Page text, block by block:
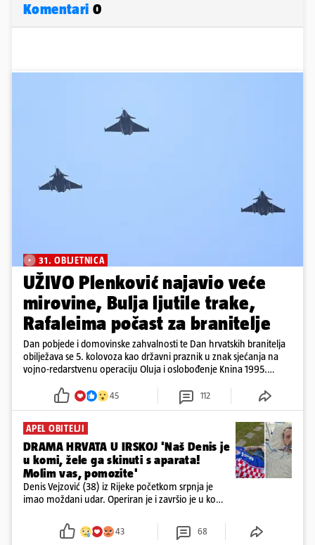
Komentari 0
31. OBLJETNICA
UŽIVO Plenković najavio veće
mirovine, Bulja ljutile trake,
Rafaleima počast za branitelje
Dan pobjede i domovinske zahvalnosti te Dan hrvatskih branitelja
obilježava se 5. kolovoza kao državni praznik u znak sjećanja na
vojno-redarstvenu operaciju Oluja i oslobođenje Knina 1995.
45 112
APEL OBITELJI
DRAMA HRVATA U IRSKOJ 'Naš Denis je
u komi, žele ga skinuti s aparata!
Molim vas, pomozite'
Denis Vejzović (38) iz Rijeke početkom srpnja je
imao moždani udar. Operiran je i završio je u komi.
tamošnji liječnici ne vjeruju u oporavak: 'Imamo
43 68